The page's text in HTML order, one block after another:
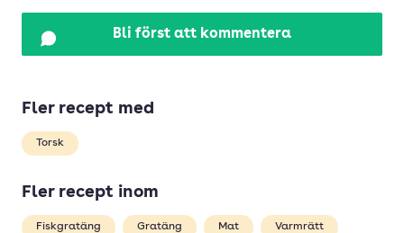
Bli först att kommentera
Fler recept med
Torsk
Fler recept inom
Fiskgratäng Gratäng Mat Varmrätt